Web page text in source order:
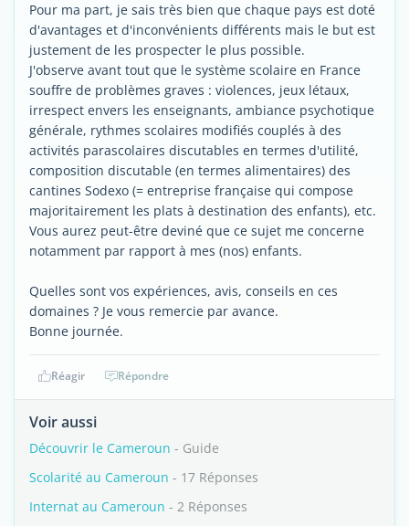
Pour ma part, je sais très bien que chaque pays est doté
d'avantages et d'inconvénients différents mais le but est
justement de les prospecter le plus possible.
J'observe avant tout que le système scolaire en France
souffre de problèmes graves : violences, jeux létaux,
irrespect envers les enseignants, ambiance psychotique
générale, rythmes scolaires modifiés couplés à des
activités parascolaires discutables en termes d'utilité,
composition discutable (en termes alimentaires) des
cantines Sodexo (= entreprise française qui compose
majoritairement les plats à destination des enfants), etc.
Vous aurez peut-être deviné que ce sujet me concerne
notamment par rapport à mes (nos) enfants.
Quelles sont vos expériences, avis, conseils en ces
domaines ? Je vous remercie par avance.
Bonne journée.
Réagir Répondre
Voir aussi
Découvrir le Cameroun - Guide
Scolarité au Cameroun - 17 Réponses
Internat au Cameroun - 2 Réponses